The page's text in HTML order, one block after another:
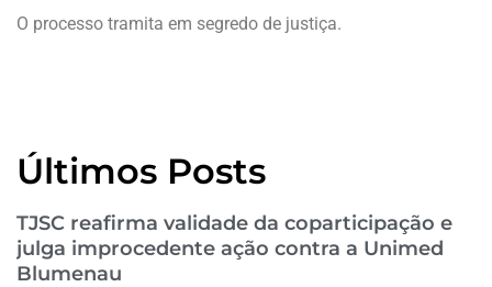
O processo tramita em segredo de justiça.
Últimos Posts
TJSC reafirma validade da coparticipação e
julga improcedente ação contra a Unimed
Blumenau